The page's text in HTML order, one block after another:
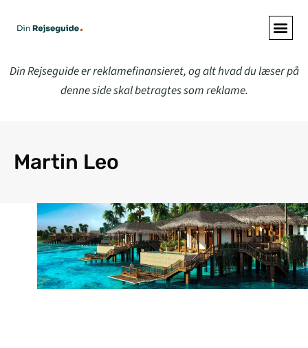
Din Rejseguide er reklamefinansieret, og alt hvad du læser på
denne side skal betragtes som reklame.
Martin Leo